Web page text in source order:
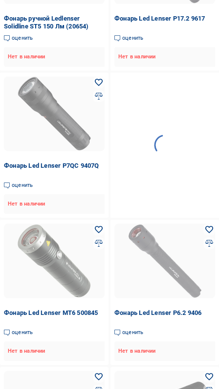
Фонарь ручной Ledlenser
Solidline ST5 150 Лм (20654)
оценить
Нет в наличии
Фонарь Led Lenser P17.2 9617
оценить
Нет в наличии
Фонарь Led Lenser P7QC 9407Q
оценить
Нет в наличии
Фонарь Led Lenser MT6 500845
оценить
Нет в наличии
Фонарь Led Lenser P6.2 9406
оценить
Нет в наличии